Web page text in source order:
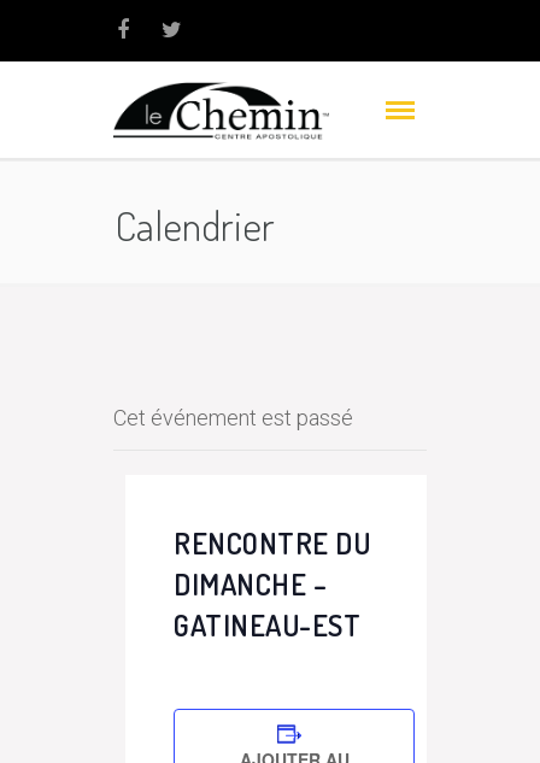
Calendrier
Cet événement est passé
RENCONTRE DU
DIMANCHE –
GATINEAU-EST